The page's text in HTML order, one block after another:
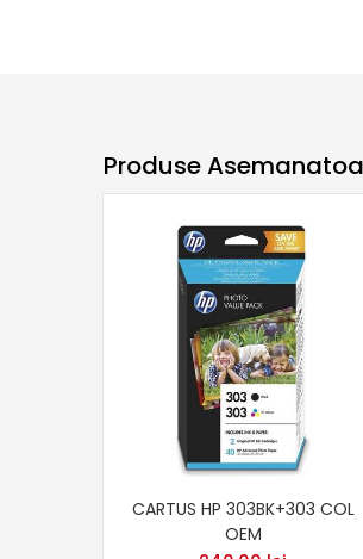
Produse
CARTUS HP 303BK+303 COL
OEM